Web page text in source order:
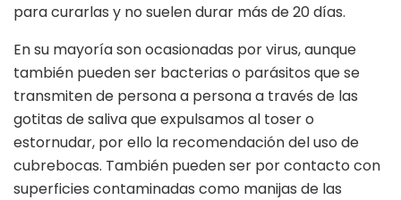
para curarlas y no suelen durar más de 20 días.
En su mayoría son ocasionadas por virus, aunque
también pueden ser bacterias o parásitos que se
transmiten de persona a persona a través de las
gotitas de saliva que expulsamos al toser o
estornudar, por ello la recomendación del uso de
cubrebocas. También pueden ser por contacto con
superficies contaminadas como manijas de las